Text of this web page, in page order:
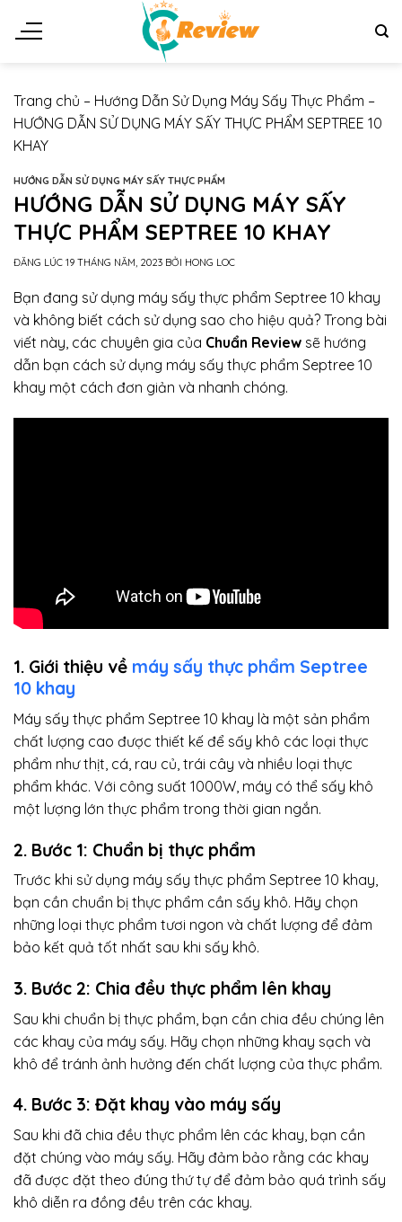
đến
Trang chủ – Hướng Dẫn Sử Dụng Máy Sấy Thực Phẩm –
HƯỚNG DẪN SỬ DỤNG MÁY SẤY THỰC PHẨM SEPTREE 10
KHAY
HƯỚNG DẪN SỬ DỤNG MÁY SẤY THỰC PHẨM
HƯỚNG DẪN SỬ DỤNG MÁY SẤY
THỰC PHẨM SEPTREE 10 KHAY
ĐĂNG LÚC 19 THÁNG NĂM, 2023 BỞI HONG LOC
Bạn đang sử dụng máy sấy thực phẩm Septree 10 khay
và không biết cách sử dụng sao cho hiệu quả? Trong bài
viết này, các chuyên gia của Chuẩn Review sẽ hướng
dẫn bạn cách sử dụng máy sấy thực phẩm Septree 10
khay một cách đơn giản và nhanh chóng.
1. Giới thiệu về máy sấy thực phẩm Septree
10 khay
Máy sấy thực phẩm Septree 10 khay là một sản phẩm
chất lượng cao được thiết kế để sấy khô các loại thực
phẩm như thịt, cá, rau củ, trái cây và nhiều loại thực
phẩm khác. Với công suất 1000W, máy có thể sấy khô
một lượng lớn thực phẩm trong thời gian ngắn.
2. Bước 1: Chuẩn bị thực phẩm
Trước khi sử dụng máy sấy thực phẩm Septree 10 khay,
bạn cần chuẩn bị thực phẩm cần sấy khô. Hãy chọn
những loại thực phẩm tươi ngon và chất lượng để đảm
bảo kết quả tốt nhất sau khi sấy khô.
3. Bước 2: Chia đều thực phẩm lên khay
Sau khi chuẩn bị thực phẩm, bạn cần chia đều chúng lên
các khay của máy sấy. Hãy chọn những khay sạch và
khô để tránh ảnh hưởng đến chất lượng của thực phẩm.
4. Bước 3: Đặt khay vào máy sấy
Sau khi đã chia đều thực phẩm lên các khay, bạn cần
đặt chúng vào máy sấy. Hãy đảm bảo rằng các khay
đã được đặt theo đúng thứ tự để đảm bảo quá trình sấy
khô diễn ra đồng đều trên các khay.